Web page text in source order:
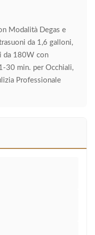
Modalità Degas e
da 1,6 galloni,
da 180W con
30 min. per Occhiali,
Professionale